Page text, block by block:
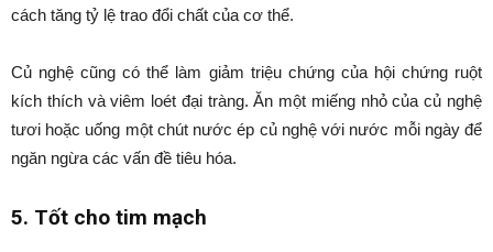
cách tăng tỷ lệ trao đổi chất của cơ thể.
Củ nghệ cũng có thể làm giảm triệu chứng của hội chứng ruột
kích thích và viêm loét đại tràng. Ăn một miếng nhỏ của củ nghệ
tươi hoặc uống một chút nước ép củ nghệ với nước mỗi ngày để
ngăn ngừa các vấn đề tiêu hóa.
5. Tốt cho tim mạch